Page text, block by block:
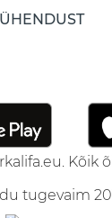
Kõik
tugevaim